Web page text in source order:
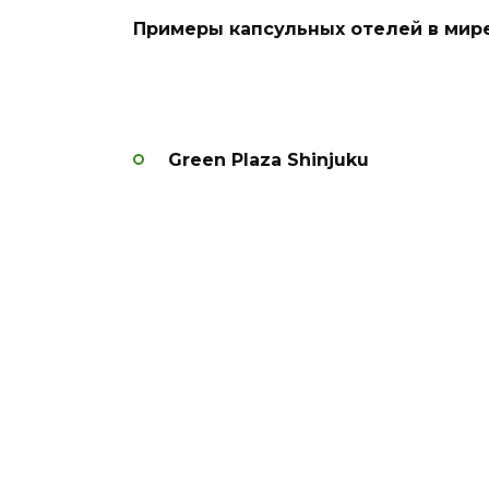
Примеры капсульных отелей в
Green Plaza Shinjuku